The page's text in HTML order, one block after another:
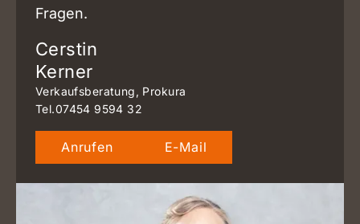
Fragen.
Cerstin
Kerner
Verkaufsberatung, Prokura
Tel.07454 9594 32
Anrufen E-Mail